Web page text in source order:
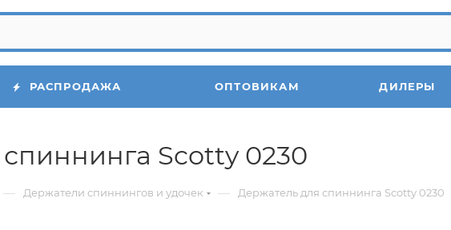
РАСПРОДАЖА ОПТОВИКАМ ДИЛЕРЫ
Scotty 0230
— Держатели спиннингов и удочек — Держатель для спиннинга Scotty 0230